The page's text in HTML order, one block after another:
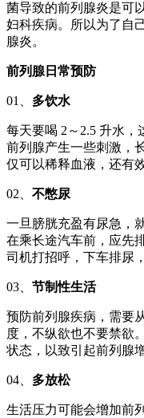
菌导致的前列腺炎是可
妇科疾病。所以为了自
腺炎。
前列腺日常预防
01、 多饮水
每天要喝 2～2.5 升水
前列腺产生一些刺激，
仅可以稀释血液，还有
02、 不憋尿
一旦膀胱充盈有尿急，
在乘长途汽车前，应先
司机打招呼，下车排尿
03、 节制性生活
预防前列腺疾病，需要
度，不纵欲也不要禁欲
状态，以致引起前列腺增
04、 多放松
生活压力可能会增加前